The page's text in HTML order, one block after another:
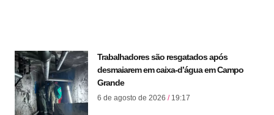
Trabalhadores são resgatados após
desmaiarem em caixa-d’água em Campo
Grande
6 de agosto de 2026 19:17